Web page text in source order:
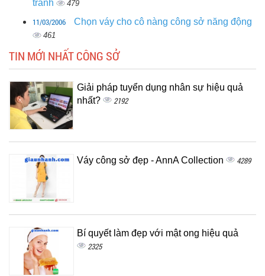
tránh
479
11/03/2006 Chọn váy cho cô nàng công sở năng động
461
TIN MỚI NHẤT CÔNG SỞ
Giải pháp tuyển dụng nhân sự hiệu quả
nhất?
2192
Váy công sở đẹp - AnnA Collection 4289
Bí quyết làm đẹp với mật ong hiệu quả
2325